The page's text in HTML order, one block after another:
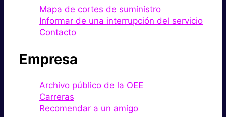
Mapa de cortes de suministro
Informar de una interrupción del servicio
Contacto
Empresa
Archivo público de la OEE
Carreras
Recomendar a un amigo